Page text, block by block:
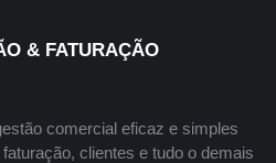
& FATURAÇÃO
comercial eficaz e simples
clientes e tudo o demais